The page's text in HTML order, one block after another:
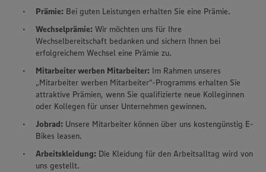
Prämie: Bei guten Leistungen erhalten Sie eine Prämie.
Wechselprämie: Wir möchten uns für Ihre
Wechselbereitschaft bedanken und sichern Ihnen bei
erfolgreichem Wechsel eine Prämie zu.
Mitarbeiter werben Mitarbeiter: Im Rahmen unseres
„Mitarbeiter werben Mitarbeiter“-Programms erhalten Sie
attraktive Prämien, wenn Sie qualifizierte neue Kolleginnen
oder Kollegen für unser Unternehmen gewinnen.
Jobrad: Unsere Mitarbeiter können über uns kostengünstig E-
Bikes leasen.
Arbeitskleidung: Die Kleidung für den Arbeitsalltag wird von
uns gestellt.